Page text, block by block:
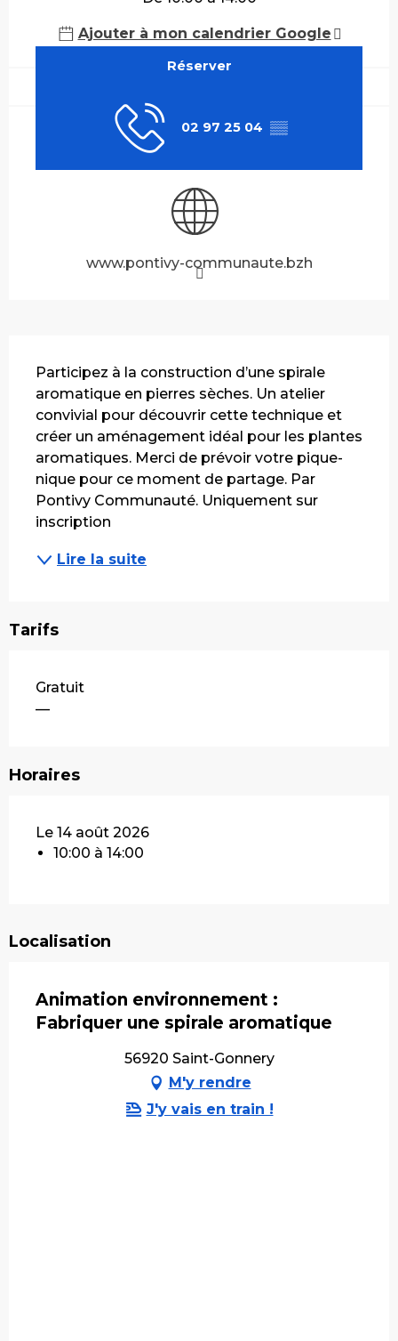
Ajouter à mon calendrier Google
Réserver
02 97 25 04 ▒▒
www.pontivy-communaute.bzh
Participez à la construction d’une spirale
aromatique en pierres sèches. Un atelier
convivial pour découvrir cette technique et
créer un aménagement idéal pour les plantes
aromatiques. Merci de prévoir votre pique-
nique pour ce moment de partage. Par
Pontivy Communauté. Uniquement sur
inscription
Lire la suite
Tarifs
Gratuit
—
Horaires
Le 14 août 2026
10:00 à 14:00
Localisation
Animation environnement :
Fabriquer une spirale aromatique
56920 Saint-Gonnery
M'y rendre
J'y vais en train !